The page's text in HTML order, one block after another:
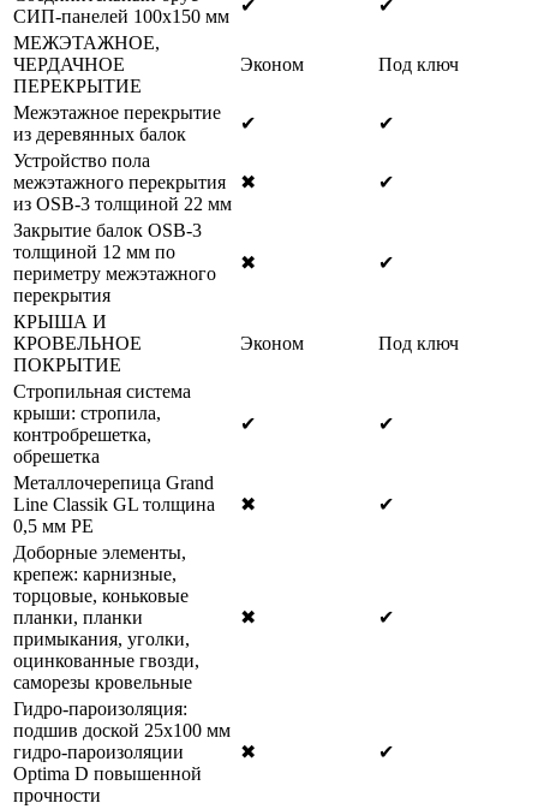
СИП-панелей 100х150 мм
✔
✔
МЕЖЭТАЖНОЕ,
ЧЕРДАЧНОЕ
ПЕРЕКРЫТИЕ
Эконом Под ключ
Межэтажное перекрытие
из деревянных балок
✔
✔
Устройство пола
межэтажного перекрытия
из OSB-3 толщиной 22 мм
✖ ✔
Закрытие балок OSB-3
толщиной 12 мм по
периметру межэтажного
перекрытия
✖ ✔
КРЫША И
КРОВЕЛЬНОЕ
ПОКРЫТИЕ
Эконом Под ключ
Стропильная система
крыши: стропила,
контробрешетка,
обрешетка
✔ ✔
Металлочерепица Grand
Line Classik GL толщина
0,5 мм РЕ
✖ ✔
Доборные элементы,
крепеж: карнизные,
торцовые, коньковые
планки, планки
примыкания, уголки,
оцинкованные гвозди,
саморезы кровельные
✖ ✔
Гидро-пароизоляция:
подшив доской 25х100 мм
гидро-пароизоляции
Optima D повышенной
прочности
✖ ✔